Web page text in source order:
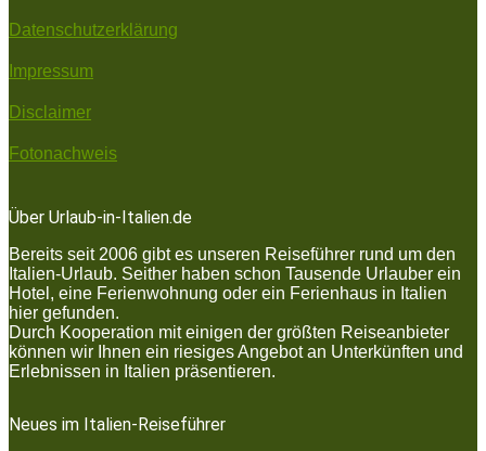
Datenschutzerklärung
Impressum
Disclaimer
Fotonachweis
Über Urlaub-in-Italien.de
Bereits seit 2006 gibt es unseren Reiseführer rund um den
Italien-Urlaub. Seither haben schon Tausende Urlauber ein
Hotel, eine Ferienwohnung oder ein Ferienhaus in Italien
hier gefunden.
Durch Kooperation mit einigen der größten Reiseanbieter
können wir Ihnen ein riesiges Angebot an Unterkünften und
Erlebnissen in Italien präsentieren.
Neues im Italien-Reiseführer